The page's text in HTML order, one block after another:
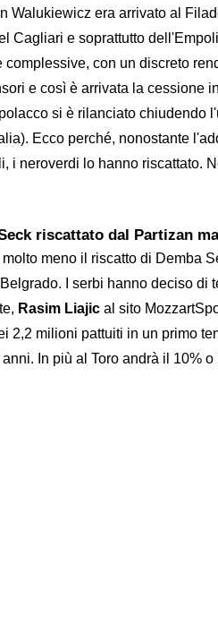
Walukiewicz era arrivato al
Cagliari e soprattutto
complessive, con un discreto
e così è arrivata la cessione
si è rilanciato chiudendo
Ecco perché, nonostante
i neroverdi lo hanno riscattato.
riscattato dal Partizan
molto meno il riscatto di Demba
I serbi hanno deciso di
Rasim Liajic al sito
2,2 milioni pattuiti in un primo
In più al Toro andrà il 10%